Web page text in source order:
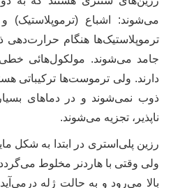
می‌شوند: اشباع (ترموپلاستیک)
ترموپلاستیک‌ها هنگام
جامد می‌شوند. مولکول‌هائی
دارند. ولی ترموست‌ها ترکیباتی
ذوب نمی‌شوند و در دماهای
ناپذیر، تجزیه می‌شوند.
رزین پلی‌استری در ابتدا به شکل
ولی وقتی با هاردنر مخلوط
بالا می‌رود و به حالت ژله